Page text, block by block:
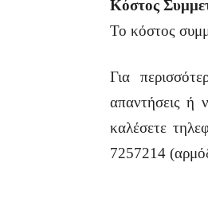
Κόστος
Το κόστος
Για
απαντήσεις ή
καλέσετε
7257214